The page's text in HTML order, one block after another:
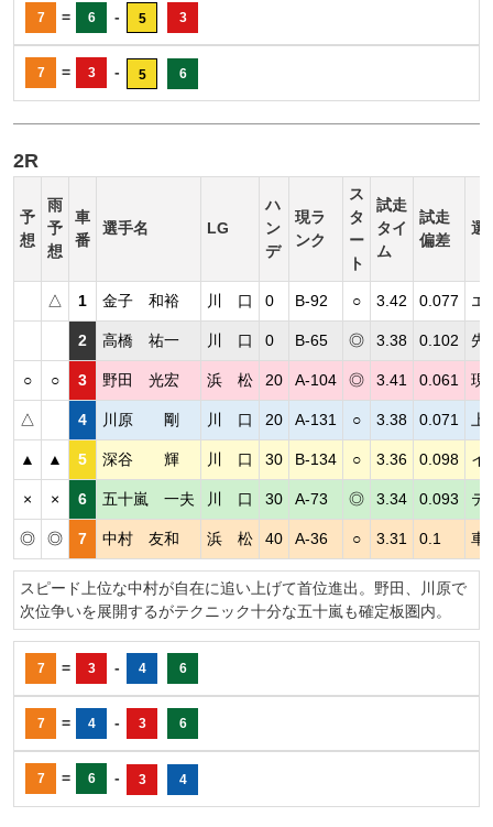
7 = 6 - 5 3
7 = 3 - 5 6
2R
予
想
雨
予
想
車
番
選手名 LG
ハ
ン
デ
現ラ
ンク
ス
タ
ー
ト
試走
タイ
ム
試走
偏差
選
△ 1 金子 和裕 川 口 0 B-92 ○ 3.42 0.077 エ
2 高橋 祐一 川 口 0 B-65 ◎ 3.38 0.102 先
○ ○ 3 野田 光宏 浜 松 20 A-104 ◎ 3.41 0.061 現
△ 4 川原 剛 川 口 20 A-131 ○ 3.38 0.071
▲ ▲ 5 深谷 輝 川 口 30 B-134 ○ 3.36 0.098 イ
× × 6 五十嵐 一夫 川 口 30 A-73 ◎ 3.34 0.093 テ
◎ ◎ 7 中村 友和 浜 松 40 A-36 ○ 3.31 0.1 車
スピード上位な中村が自在に追い上げて首位進出。野田、川原で
次位争いを展開するがテクニック十分な五十嵐も確定板圏内。
7 = 3 - 4 6
7 = 4 - 3 6
7 = 6 - 3 4